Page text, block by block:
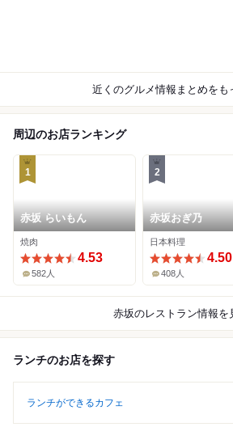
近くのグルメ情報まとめをも
周辺のお店ランキング
1
赤坂 らいもん
焼肉
4.53
582人
2
赤坂おぎ乃
日本料理
4.50
408人
赤坂のレストラン情報を
ランチのお店を探す
ランチができるカフェ